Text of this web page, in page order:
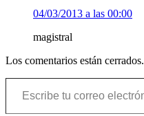
04/03/2013 a las 00:00
magistral
Los comentarios están cerrados.
Escribe tu correo electrónico…